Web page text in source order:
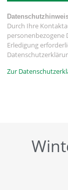
Durch Ihre
personenbezogene
Erledigung
Zur